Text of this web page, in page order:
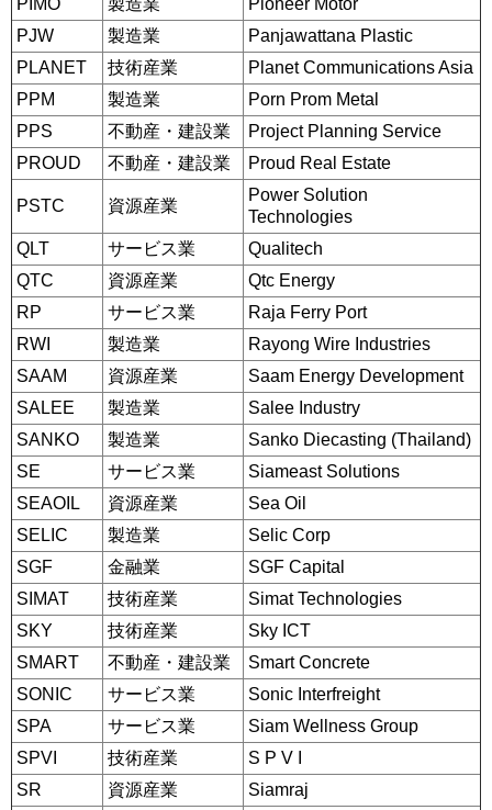
PJW
製造業
Panjawattana Plastic
PLANET
技術産業
Planet Communications Asia
PPM
製造業
Porn Prom Metal
PPS
不動産・建設業
Project Planning Service
PROUD
不動産・建設業 Proud Real Estate
PSTC 資源産業
Power Solution
Technologies
QLT
サービス業
Qualitech
QTC
資源産業
Qtc Energy
RP
サービス業
Raja Ferry Port
RWI
製造業
Rayong Wire Industries
SAAM
資源産業
Saam Energy Development
SALEE
製造業
Salee Industry
SANKO
製造業
Sanko Diecasting (Thailand)
SE
サービス業
Siameast Solutions
SEAOIL
資源産業
Sea Oil
SELIC
製造業
Selic Corp
SGF
金融業
SGF Capital
SIMAT
技術産業
Simat Technologies
SKY
技術産業
Sky ICT
SMART
不動産・建設業
Smart Concrete
SONIC
サービス業
Sonic Interfreight
SPA
サービス業
Siam Wellness Group
SPVI
技術産業
S P V I
SR
資源産業
Siamraj